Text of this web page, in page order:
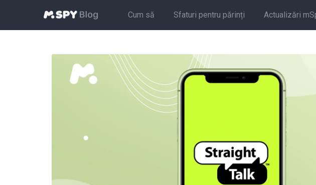
Cum să Sfaturi pentru părinți Actualizări